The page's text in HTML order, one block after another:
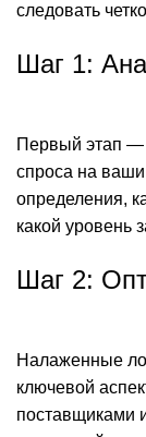
следовать
Шаг 1:
Первый этап —
спроса на
определения,
какой уровень
Шаг 2:
Налаженные
ключевой
поставщиками